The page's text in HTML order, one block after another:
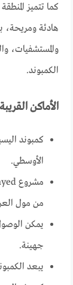
كما تتميز
هادئة ومريحة،
والمستشفيات،
الكمبوند.
الأماكن
كمبوند
الأوسطي.
من مول
يمكن
جهينة.
يبعد